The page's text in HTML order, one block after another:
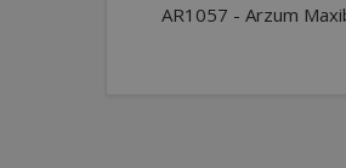
AR1057 - Arzum